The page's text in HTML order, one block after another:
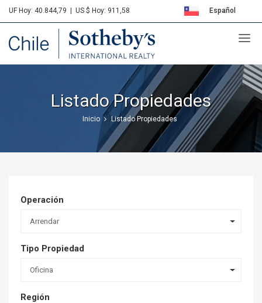
UF Hoy: 40.844,79 US $ Hoy: 911,58 Español
Sotheby's
Listado Propiedades
Inicio Listado Propiedades
Operación
Arrendar
Tipo Propiedad
Oficina
Región